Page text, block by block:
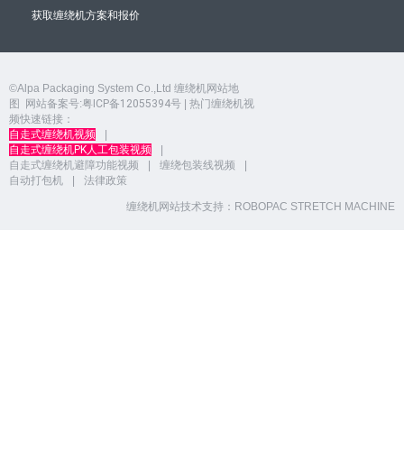
获取缠绕机方案和报价
©Alpa Packaging System Co.,Ltd 缠绕机网站地
图 网站备案号:粤ICP备12055394号 | 热门缠绕机视
频快速链接：
自走式缠绕机视频
|
自走式缠绕机PK人工包装视频
|
自走式缠绕机避障功能视频
| 缠绕包装线视频
|
自动打包机
| 法律政策
缠绕机网站技术支持： ROBOPAC STRETCH MACHINE